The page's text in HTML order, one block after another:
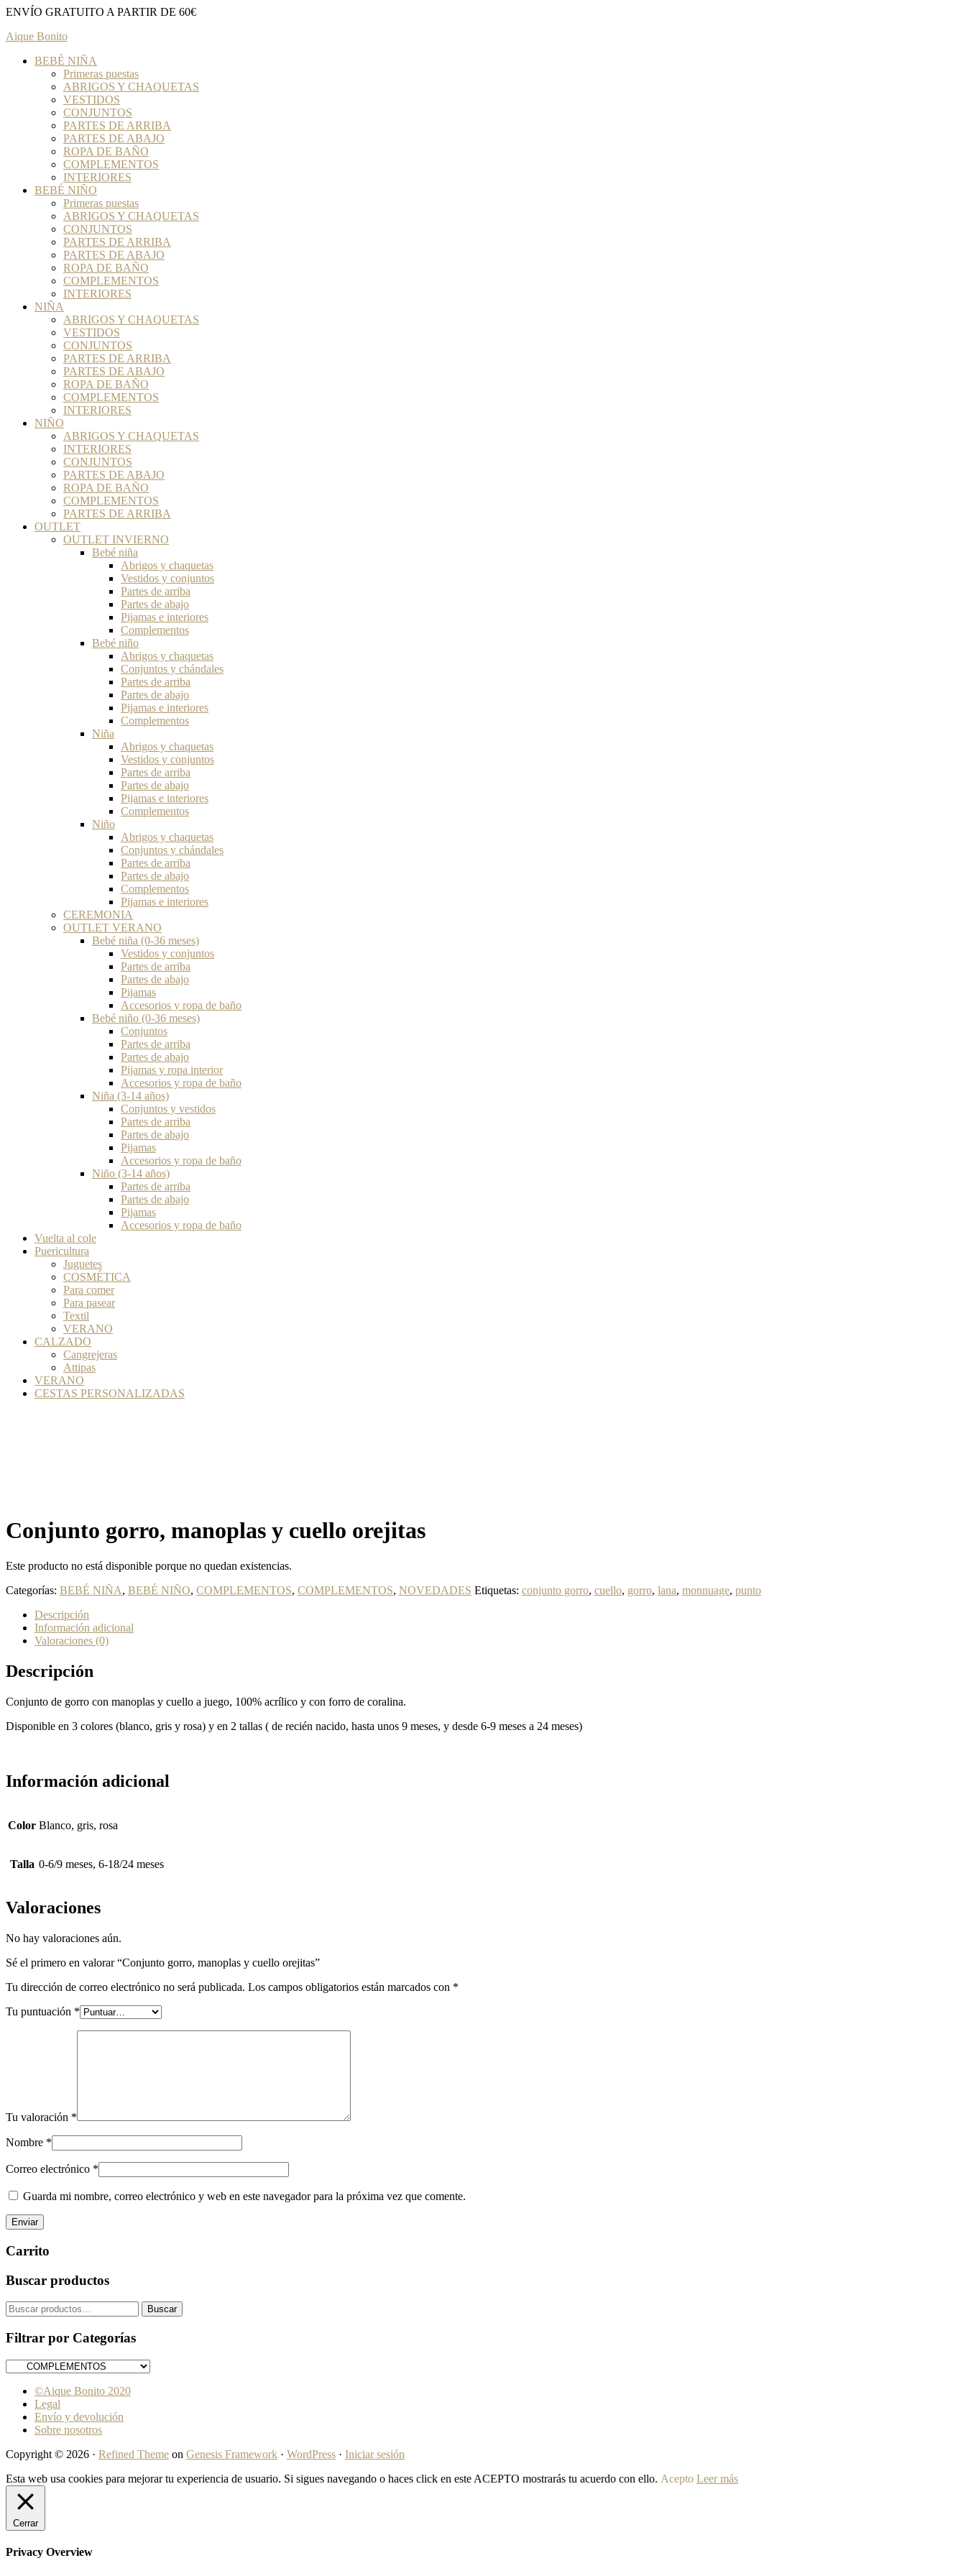
ENVÍO GRATUITO A PARTIR DE 60€
Aique Bonito
BEBÉ NIÑA
Primeras puestas
ABRIGOS Y CHAQUETAS
VESTIDOS
CONJUNTOS
PARTES DE ARRIBA
PARTES DE ABAJO
ROPA DE BAÑO
COMPLEMENTOS
INTERIORES
BEBÉ NIÑO
Primeras puestas
ABRIGOS Y CHAQUETAS
CONJUNTOS
PARTES DE ARRIBA
PARTES DE ABAJO
ROPA DE BAÑO
COMPLEMENTOS
INTERIORES
NIÑA
ABRIGOS Y CHAQUETAS
VESTIDOS
CONJUNTOS
PARTES DE ARRIBA
PARTES DE ABAJO
ROPA DE BAÑO
COMPLEMENTOS
INTERIORES
NIÑO
ABRIGOS Y CHAQUETAS
INTERIORES
CONJUNTOS
PARTES DE ABAJO
ROPA DE BAÑO
COMPLEMENTOS
PARTES DE ARRIBA
OUTLET
OUTLET INVIERNO
Bebé niña
Abrigos y chaquetas
Vestidos y conjuntos
Partes de arriba
Partes de abajo
Pijamas e interiores
Complementos
Bebé niño
Abrigos y chaquetas
Conjuntos y chándales
Partes de arriba
Partes de abajo
Pijamas e interiores
Complementos
Niña
Abrigos y chaquetas
Vestidos y conjuntos
Partes de arriba
Partes de abajo
Pijamas e interiores
Complementos
Niño
Abrigos y chaquetas
Conjuntos y chándales
Partes de arriba
Partes de abajo
Complementos
Pijamas e interiores
CEREMONIA
OUTLET VERANO
Bebé niña (0-36 meses)
Vestidos y conjuntos
Partes de arriba
Partes de abajo
Pijamas
Accesorios y ropa de baño
Bebé niño (0-36 meses)
Conjuntos
Partes de arriba
Partes de abajo
Pijamas y ropa interior
Accesorios y ropa de baño
Niña (3-14 años)
Conjuntos y vestidos
Partes de arriba
Partes de abajo
Pijamas
Accesorios y ropa de baño
Niño (3-14 años)
Partes de arriba
Partes de abajo
Pijamas
Accesorios y ropa de baño
Vuelta al cole
Puericultura
Juguetes
COSMÉTICA
Para comer
Para pasear
Textil
VERANO
CALZADO
Cangrejeras
Attipas
VERANO
CESTAS PERSONALIZADAS
Conjunto gorro, manoplas y cuello orejitas
Este producto no está disponible porque no quedan existencias.
Categorías: BEBÉ NIÑA, BEBÉ NIÑO, COMPLEMENTOS, COMPLEMENTOS, NOVEDADES Etiquetas: conjunto gorro, cuello, gorro, lana, monnuage, punto
Descripción
Información adicional
Valoraciones (0)
Descripción
Conjunto de gorro con manoplas y cuello a juego, 100% acrílico y con forro de coralina.
Disponible en 3 colores (blanco, gris y rosa) y en 2 tallas ( de recién nacido, hasta unos 9 meses, y desde 6-9 meses a 24 meses)
Información adicional
Color Blanco, gris, rosa
Talla 0-6/9 meses, 6-18/24 meses
Valoraciones
No hay valoraciones aún.
Sé el primero en valorar “Conjunto gorro, manoplas y cuello orejitas”
Tu dirección de correo electrónico no será publicada. Los campos obligatorios están marcados con *
Tu puntuación *
Tu valoración *
Nombre *
Correo electrónico *
Guarda mi nombre, correo electrónico y web en este navegador para la próxima vez que comente.
Barra
lateral
primaria
Carrito
Buscar productos
Buscar
por:
Buscar
Filtrar por Categorías
©Aique Bonito 2020
Legal
Envío y devolución
Sobre nosotros
Copyright © 2026 · Refined Theme on Genesis Framework · WordPress · Iniciar sesión
Esta web usa cookies para mejorar tu experiencia de usuario. Si sigues navegando o haces click en este ACEPTO mostrarás tu acuerdo con ello. Acepto Leer más
Cerrar
Privacy Overview